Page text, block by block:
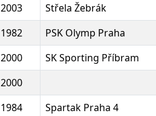
2003 Střela Žebrák
1982 PSK Olymp Praha
2000 SK Sporting Příbram
2000
1984 Spartak Praha 4